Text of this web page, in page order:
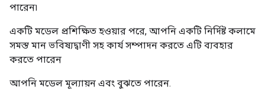
পারেন৷
একটি মডেল প্রশিক্ষিত হওয়ার পরে, আপনি একটি নির্দিষ্ট কলামে
সমস্ত মান ভবিষ্যদ্বাণী সহ কার্য সম্পাদন করতে এটি ব্যবহার
করতে পারেন
আপনি মডেল মূল্যায়ন এবং বুঝতে পারেন.